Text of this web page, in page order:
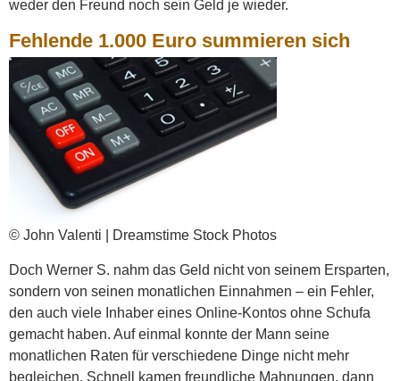
weder den Freund noch sein Geld je wieder.
Fehlende 1.000 Euro summieren sich
© John Valenti | Dreamstime Stock Photos
Doch Werner S. nahm das Geld nicht von seinem Ersparten,
sondern von seinen monatlichen Einnahmen – ein Fehler,
den auch viele Inhaber eines Online-Kontos ohne Schufa
gemacht haben. Auf einmal konnte der Mann seine
monatlichen Raten für verschiedene Dinge nicht mehr
begleichen. Schnell kamen freundliche Mahnungen, dann